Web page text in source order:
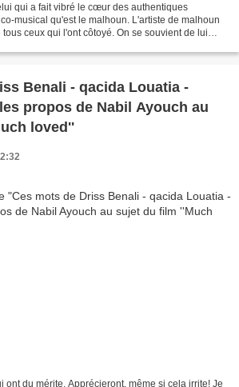
qui a fait vibré le cœur des authentiques
musical qu'est le malhoun. L'artiste de malhoun
ceux qui l'ont côtoyé. On se souvient de lui
Benali - qacida Louatia -
propos de Nabil Ayouch au
loved''
ont du mérite, Apprécieront, même si cela irrite! Je